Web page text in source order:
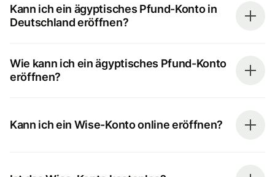
Kann ich ein ägyptisches Pfund-Konto in
Deutschland eröffnen?
Wie kann ich ein ägyptisches Pfund-Konto
eröffnen?
Kann ich ein Wise-Konto online eröffnen?